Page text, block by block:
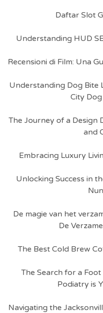
Daftar Slot
Understanding HUD
Recensioni di Film: Una
Understanding Dog Bite
City
The Journey of a Design
and
Embracing Luxury
Unlocking Success in
De magie van het
De
The Best Cold Brew
The Search for a
Podiatry is
Navigating the